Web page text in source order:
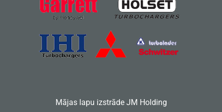
Mājas lapu izstrādeJM Holding